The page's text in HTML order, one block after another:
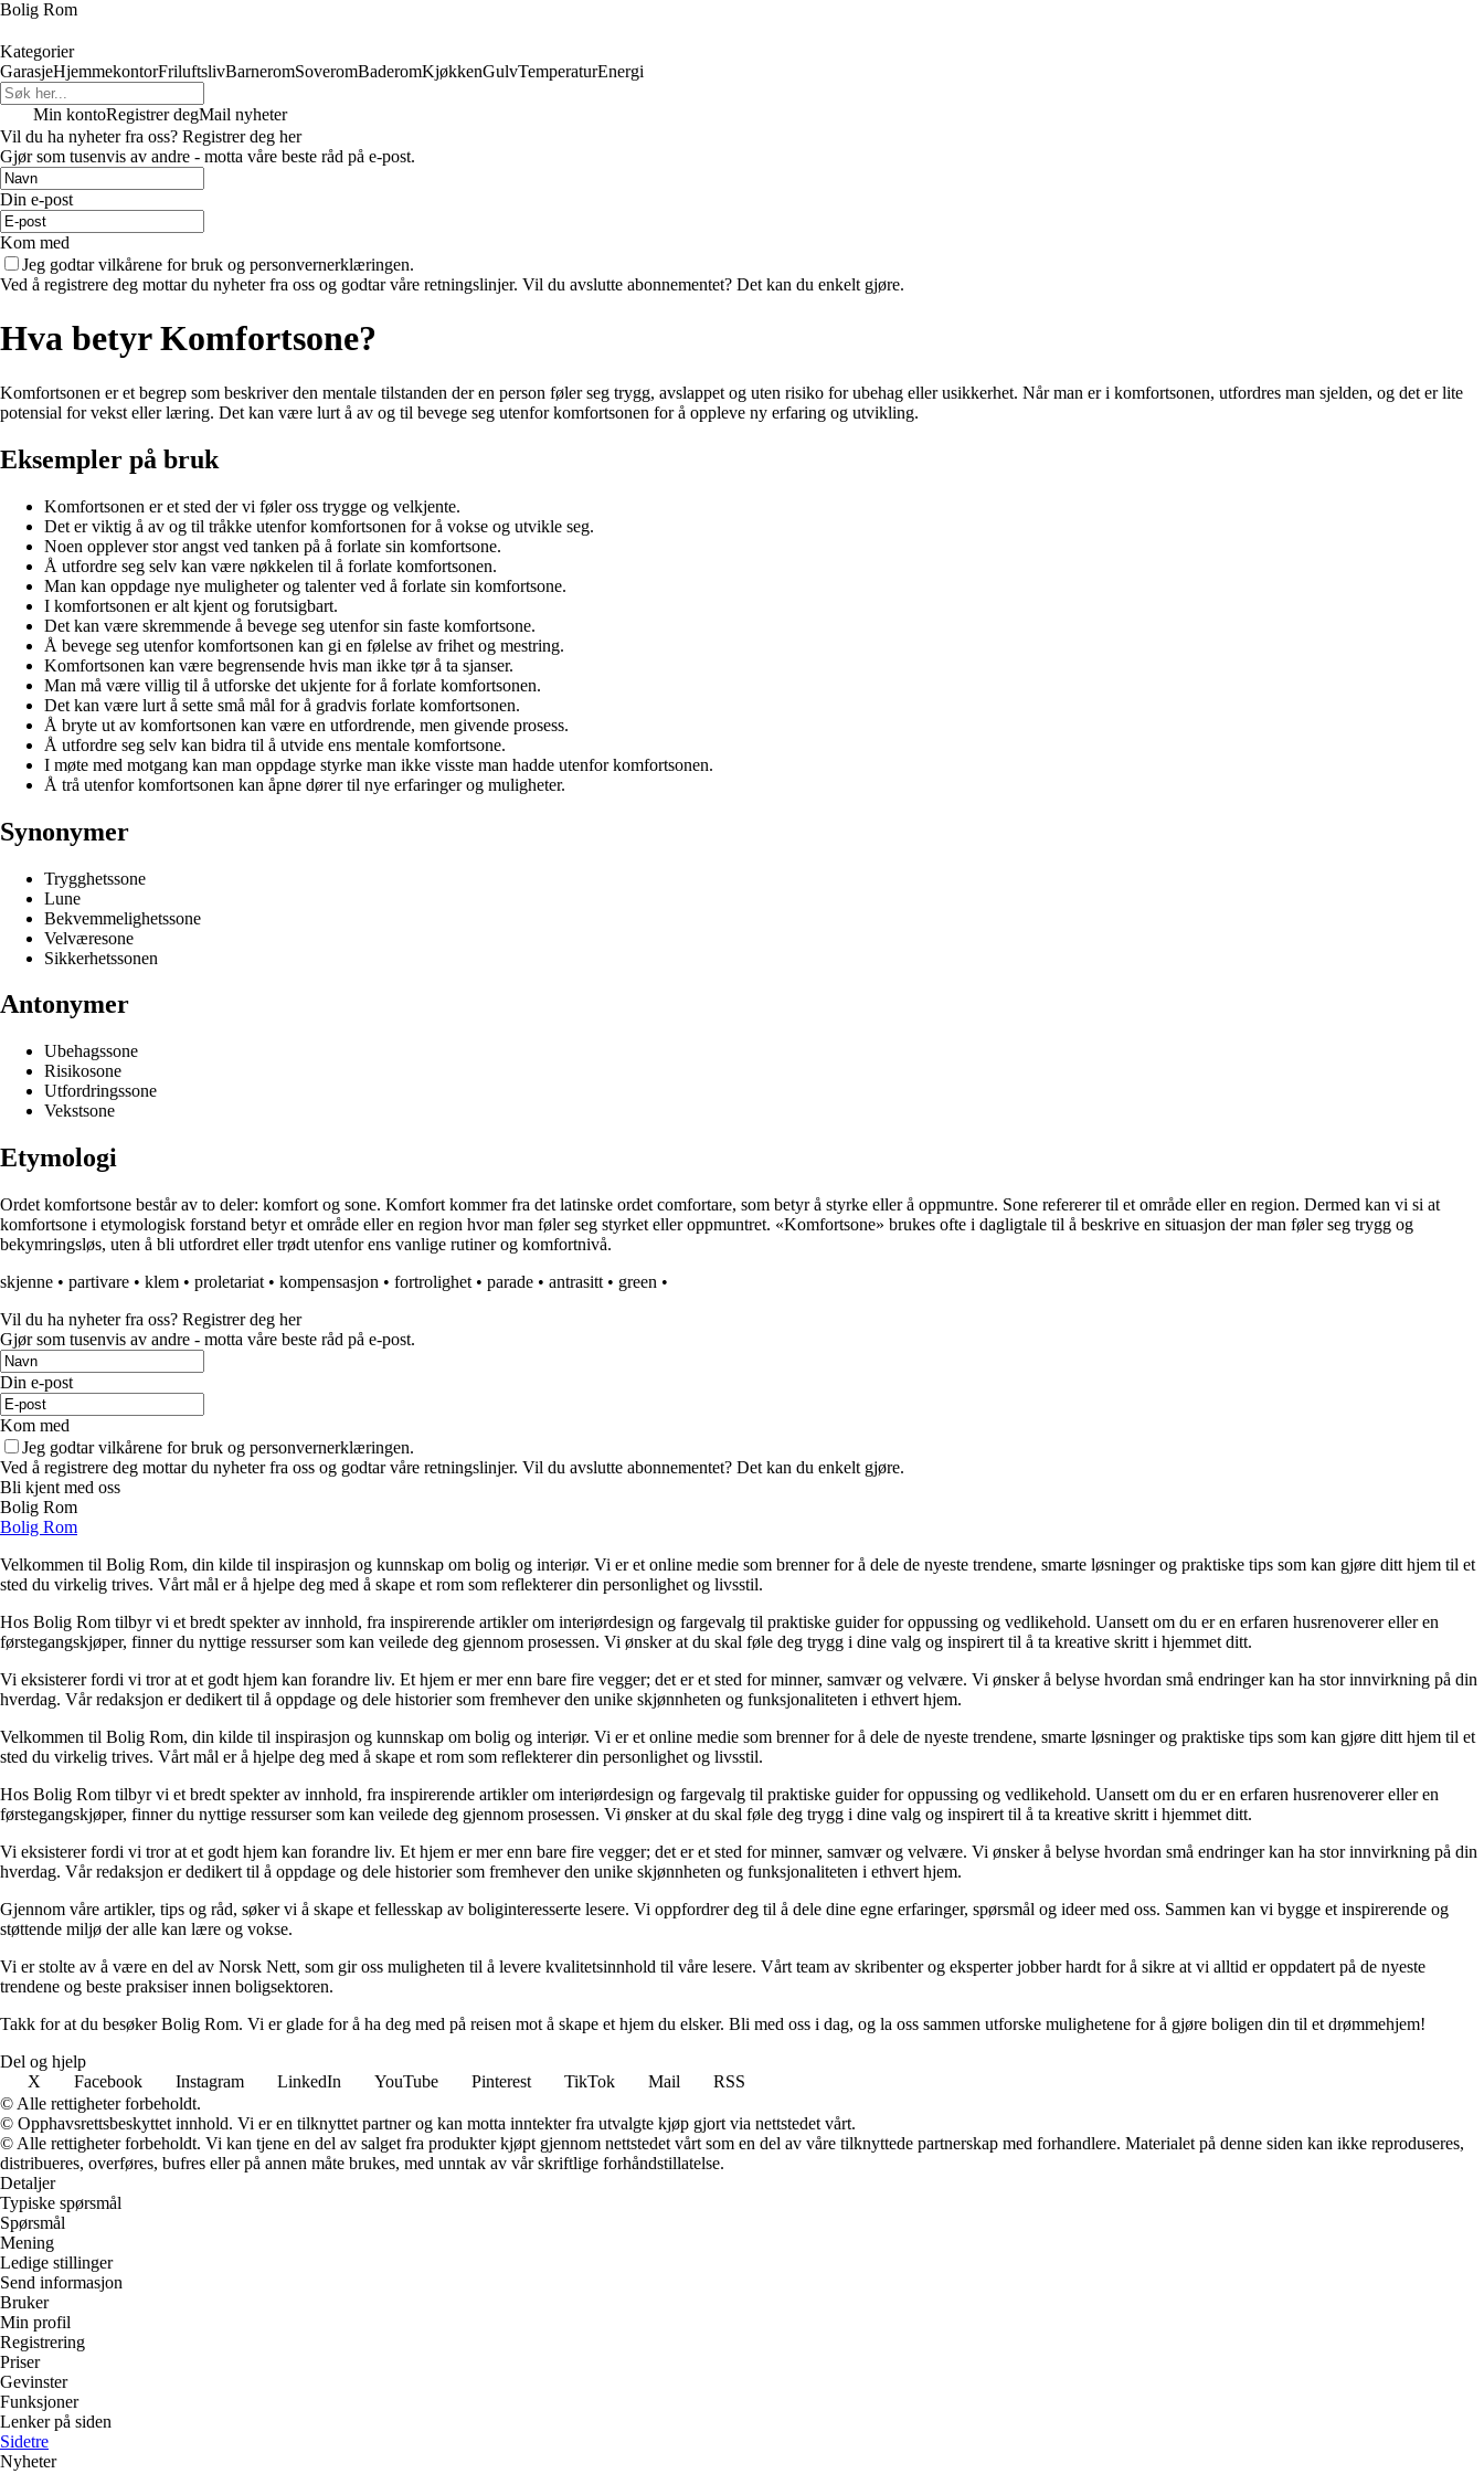
Bolig Rom
Kategorier
GarasjeHjemmekontorFriluftslivBarneromSoveromBaderomKjøkkenGulvTemperaturEnergi
Min kontoRegistrer degMail nyheter
Vil du ha nyheter fra oss? Registrer deg her
Gjør som tusenvis av andre - motta våre beste råd på e-post.
Din e-post
Kom med
Jeg godtar vilkårene for bruk og personvernerklæringen.
Ved å registrere deg mottar du nyheter fra oss og godtar våre retningslinjer. Vil du avslutte abonnementet? Det kan du enkelt gjøre.
Hva betyr Komfortsone?
Komfortsonen er et begrep som beskriver den mentale tilstanden der en person føler seg trygg, avslappet og uten risiko for ubehag eller usikkerhet. Når man er i komfortsonen, utfordres man sjelden, og det er lite
potensial for vekst eller læring. Det kan være lurt å av og til bevege seg utenfor komfortsonen for å oppleve ny erfaring og utvikling.
Eksempler på bruk
Komfortsonen er et sted der vi føler oss trygge og velkjente.
Det er viktig å av og til tråkke utenfor komfortsonen for å vokse og utvikle seg.
Noen opplever stor angst ved tanken på å forlate sin komfortsone.
Å utfordre seg selv kan være nøkkelen til å forlate komfortsonen.
Man kan oppdage nye muligheter og talenter ved å forlate sin komfortsone.
I komfortsonen er alt kjent og forutsigbart.
Det kan være skremmende å bevege seg utenfor sin faste komfortsone.
Å bevege seg utenfor komfortsonen kan gi en følelse av frihet og mestring.
Komfortsonen kan være begrensende hvis man ikke tør å ta sjanser.
Man må være villig til å utforske det ukjente for å forlate komfortsonen.
Det kan være lurt å sette små mål for å gradvis forlate komfortsonen.
Å bryte ut av komfortsonen kan være en utfordrende, men givende prosess.
Å utfordre seg selv kan bidra til å utvide ens mentale komfortsone.
I møte med motgang kan man oppdage styrke man ikke visste man hadde utenfor komfortsonen.
Å trå utenfor komfortsonen kan åpne dører til nye erfaringer og muligheter.
Synonymer
Trygghetssone
Lune
Bekvemmelighetssone
Velværesone
Sikkerhetssonen
Antonymer
Ubehagssone
Risikosone
Utfordringssone
Vekstsone
Etymologi
Ordet komfortsone består av to deler: komfort og sone. Komfort kommer fra det latinske ordet comfortare, som betyr å styrke eller å oppmuntre. Sone refererer til et område eller en region. Dermed kan vi si at
komfortsone i etymologisk forstand betyr et område eller en region hvor man føler seg styrket eller oppmuntret. «Komfortsone» brukes ofte i dagligtale til å beskrive en situasjon der man føler seg trygg og
bekymringsløs, uten å bli utfordret eller trødt utenfor ens vanlige rutiner og komfortnivå.
skjenne • partivare • klem • proletariat • kompensasjon • fortrolighet • parade • antrasitt • green •
Vil du ha nyheter fra oss? Registrer deg her
Gjør som tusenvis av andre - motta våre beste råd på e-post.
Din e-post
Kom med
Jeg godtar vilkårene for bruk og personvernerklæringen.
Ved å registrere deg mottar du nyheter fra oss og godtar våre retningslinjer. Vil du avslutte abonnementet? Det kan du enkelt gjøre.
Bli kjent med oss
Bolig Rom
Bolig Rom
Velkommen til Bolig Rom, din kilde til inspirasjon og kunnskap om bolig og interiør. Vi er et online medie som brenner for å dele de nyeste trendene, smarte løsninger og praktiske tips som kan gjøre ditt hjem til et
sted du virkelig trives. Vårt mål er å hjelpe deg med å skape et rom som reflekterer din personlighet og livsstil.
Hos Bolig Rom tilbyr vi et bredt spekter av innhold, fra inspirerende artikler om interiørdesign og fargevalg til praktiske guider for oppussing og vedlikehold. Uansett om du er en erfaren husrenoverer eller en
førstegangskjøper, finner du nyttige ressurser som kan veilede deg gjennom prosessen. Vi ønsker at du skal føle deg trygg i dine valg og inspirert til å ta kreative skritt i hjemmet ditt.
Vi eksisterer fordi vi tror at et godt hjem kan forandre liv. Et hjem er mer enn bare fire vegger; det er et sted for minner, samvær og velvære. Vi ønsker å belyse hvordan små endringer kan ha stor innvirkning på din
hverdag. Vår redaksjon er dedikert til å oppdage og dele historier som fremhever den unike skjønnheten og funksjonaliteten i ethvert hjem.
Velkommen til Bolig Rom, din kilde til inspirasjon og kunnskap om bolig og interiør. Vi er et online medie som brenner for å dele de nyeste trendene, smarte løsninger og praktiske tips som kan gjøre ditt hjem til et
sted du virkelig trives. Vårt mål er å hjelpe deg med å skape et rom som reflekterer din personlighet og livsstil.
Hos Bolig Rom tilbyr vi et bredt spekter av innhold, fra inspirerende artikler om interiørdesign og fargevalg til praktiske guider for oppussing og vedlikehold. Uansett om du er en erfaren husrenoverer eller en
førstegangskjøper, finner du nyttige ressurser som kan veilede deg gjennom prosessen. Vi ønsker at du skal føle deg trygg i dine valg og inspirert til å ta kreative skritt i hjemmet ditt.
Vi eksisterer fordi vi tror at et godt hjem kan forandre liv. Et hjem er mer enn bare fire vegger; det er et sted for minner, samvær og velvære. Vi ønsker å belyse hvordan små endringer kan ha stor innvirkning på din
hverdag. Vår redaksjon er dedikert til å oppdage og dele historier som fremhever den unike skjønnheten og funksjonaliteten i ethvert hjem.
Gjennom våre artikler, tips og råd, søker vi å skape et fellesskap av boliginteresserte lesere. Vi oppfordrer deg til å dele dine egne erfaringer, spørsmål og ideer med oss. Sammen kan vi bygge et inspirerende og
støttende miljø der alle kan lære og vokse.
Vi er stolte av å være en del av Norsk Nett, som gir oss muligheten til å levere kvalitetsinnhold til våre lesere. Vårt team av skribenter og eksperter jobber hardt for å sikre at vi alltid er oppdatert på de nyeste
trendene og beste praksiser innen boligsektoren.
Takk for at du besøker Bolig Rom. Vi er glade for å ha deg med på reisen mot å skape et hjem du elsker. Bli med oss i dag, og la oss sammen utforske mulighetene for å gjøre boligen din til et drømmehjem!
Del og hjelp
X
Facebook Instagram LinkedIn YouTube Pinterest TikTok Mail
RSS
© Alle rettigheter forbeholdt.
© Opphavsrettsbeskyttet innhold. Vi er en tilknyttet partner og kan motta inntekter fra utvalgte kjøp gjort via nettstedet vårt.
© Alle rettigheter forbeholdt. Vi kan tjene en del av salget fra produkter kjøpt gjennom nettstedet vårt som en del av våre tilknyttede partnerskap med forhandlere. Materialet på denne siden kan ikke reproduseres,
distribueres, overføres, bufres eller på annen måte brukes, med unntak av vår skriftlige forhåndstillatelse.
Detaljer
Typiske spørsmål
Spørsmål
Mening
Ledige stillinger
Send informasjon
Bruker
Min profil
Registrering
Priser
Gevinster
Funksjoner
Lenker på siden
Sidetre
Nyheter